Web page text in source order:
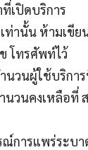
ที่เปิดบริการ
ท่านั้น ห้ามเขีย
โทรศัพท์ไว้
นวนผู้ใช้บริกา
นวนคงเหลือที่
ณ์การแพร่ระบา